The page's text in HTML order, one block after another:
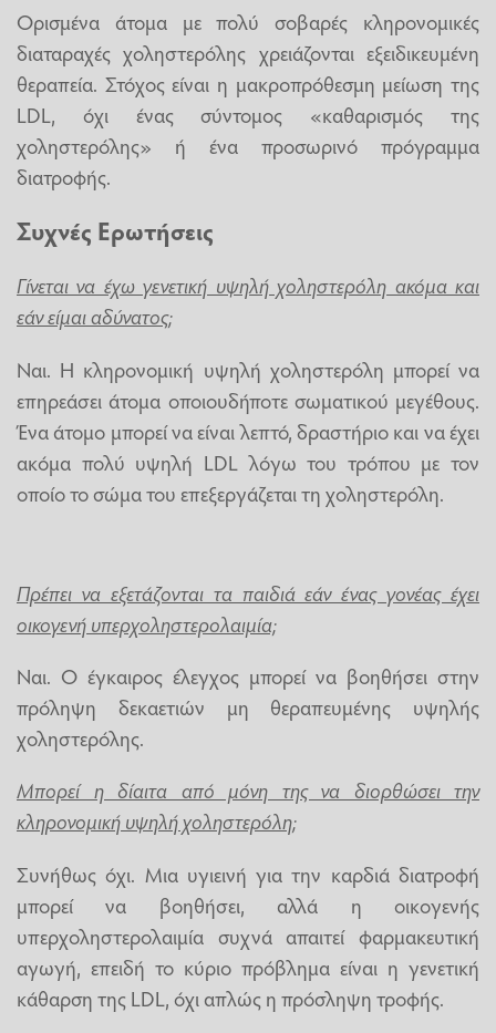
Ορισμένα άτομα με πολύ σοβαρές κληρονομικές
διαταραχές χοληστερόλης χρειάζονται εξειδικευμένη
θεραπεία. Στόχος είναι η μακροπρόθεσμη μείωση της
LDL, όχι ένας σύντομος «καθαρισμός της
χοληστερόλης» ή ένα προσωρινό πρόγραμμα
διατροφής.
Συχνές Ερωτήσεις
Γίνεται να έχω γενετική υψηλή χοληστερόλη ακόμα και
εάν είμαι αδύνατος;
Ναι. Η κληρονομική υψηλή χοληστερόλη μπορεί να
επηρεάσει άτομα οποιουδήποτε σωματικού μεγέθους.
Ένα άτομο μπορεί να είναι λεπτό, δραστήριο και να έχει
ακόμα πολύ υψηλή LDL λόγω του τρόπου με τον
οποίο το σώμα του επεξεργάζεται τη χοληστερόλη.
Πρέπει να εξετάζονται τα παιδιά εάν ένας γονέας έχει
οικογενή υπερχοληστερολαιμία;
Ναι. Ο έγκαιρος έλεγχος μπορεί να βοηθήσει στην
πρόληψη δεκαετιών μη θεραπευμένης υψηλής
χοληστερόλης.
Μπορεί η δίαιτα από μόνη της να διορθώσει την
κληρονομική υψηλή χοληστερόλη;
Συνήθως όχι. Μια υγιεινή για την καρδιά διατροφή
μπορεί να βοηθήσει, αλλά η οικογενής
υπερχοληστερολαιμία συχνά απαιτεί φαρμακευτική
αγωγή, επειδή το κύριο πρόβλημα είναι η γενετική
κάθαρση της LDL, όχι απλώς η πρόσληψη τροφής.